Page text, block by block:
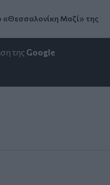
«Θεσσαλονίκη Μαζί» της
της Google